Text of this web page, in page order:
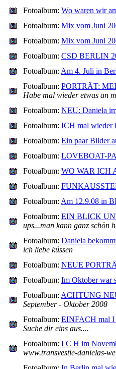
Fotoalbum: Wo waren wir
Fotoalbum: Mix vom Juni
Fotoalbum: Mix vom Juni
Fotoalbum: CSD BERLIN
Fotoalbum: Am 4. Juli in
Fotoalbum: PORTRÄT:
Habe mal wieder etwas an
Fotoalbum: NEU: Daniela
Fotoalbum: ICH mal wieder
Fotoalbum: Ein paar Bilder
Fotoalbum: LOVEBOAT-
Fotoalbum: WO WAR ICH
Fotoalbum:
Fotoalbum: Am 12.9.08 in
Fotoalbum: EIN BLICK
ups...man kann ganz schön
Fotoalbum: Daniela
ich liebe küssen
Fotoalbum: NEUE
Fotoalbum: Im Oktober war
Fotoalbum: ACHTUNG
September - Oktober 2008
Fotoalbum: EINFACH mal I
Suche dir eins aus....
Fotoalbum: I C H im
www.transvestie-danielas-